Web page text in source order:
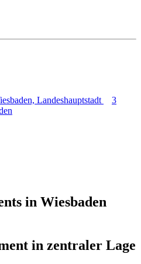
Landeshauptstadt
3
in Wiesbaden
in zentraler Lage